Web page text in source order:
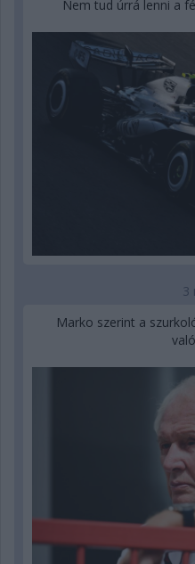
Nem tud úrrá lenni a
3
Marko szerint a